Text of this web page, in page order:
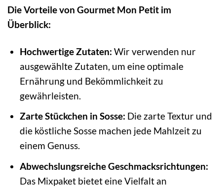
Die Vorteile von Gourmet Mon Petit im
Überblick:
Hochwertige Zutaten: Wir verwenden nur
ausgewählte Zutaten, um eine optimale
Ernährung und Bekömmlichkeit zu
gewährleisten.
Zarte Stückchen in Sosse: Die zarte Textur und
die köstliche Sosse machen jede Mahlzeit zu
einem Genuss.
Abwechslungsreiche Geschmacksrichtungen:
Das Mixpaket bietet eine Vielfalt an